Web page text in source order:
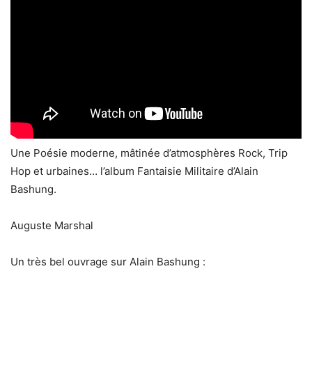
Une Poésie moderne, mâtinée d’atmosphères Rock, Trip
Hop et urbaines… l’album Fantaisie Militaire d’Alain
Bashung.
Auguste Marshal
Un très bel ouvrage sur Alain Bashung :